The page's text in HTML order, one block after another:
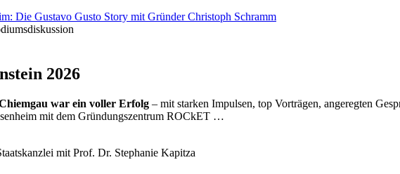
Die Gustavo Gusto Story mit Gründer Christoph Schramm
2026
war ein voller Erfolg – mit starken Impulsen, top Vorträgen, angeregten
mit dem Gründungszentrum ROCkET …